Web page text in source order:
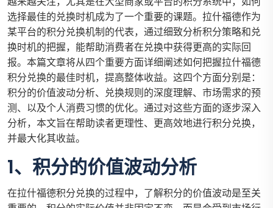
选择最佳的兑换时机成为了一个重要的课题。拉什福德作为
某平台的积分兑换机制的代表，通过细致分析积分策略和兑
换时机的把握，能帮助消费者在兑换中获得更高的实际回
报。本篇文章将从四个重要方面详细阐述如何把握拉什福德
积分兑换的最佳时机，提高整体收益。这四个方面分别是：
积分的价值波动分析、兑换规则的深度理解、市场需求的预
测、以及个人消费习惯的优化。通过对这些方面的逐步深入
分析，本文旨在帮助读者更理性、更高效地进行积分兑换，
并最大化其收益。
1、积分的价值波动分析
在拉什福德积分兑换的过程中，了解积分的价值波动是至关